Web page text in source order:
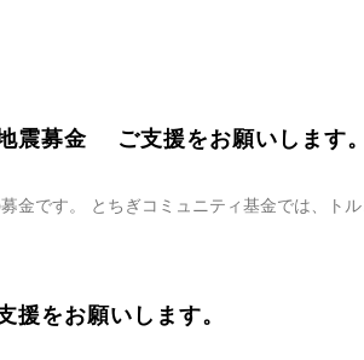
震募金 ご支援をお願いします。
金です。 とちぎコミュニティ基金では、ト
援をお願いします。